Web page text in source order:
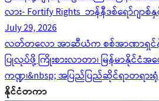
လား- Fortify Rights ဘန်နီဒစ်ရော်ဂျာစ်နှ
July 29, 2026
လတ်တလော အာဆီယံက စစ်အာဏာရှ
ပြုလုပ်ဖို့ ကြိုးစားလာတာ၊ မြန်မာနိုင်ငံ
ကဏ္ဍ၊&nbsp; အပြည်ပြည်ဆိုင်ရာတရား
နိုင်ငံတကာ